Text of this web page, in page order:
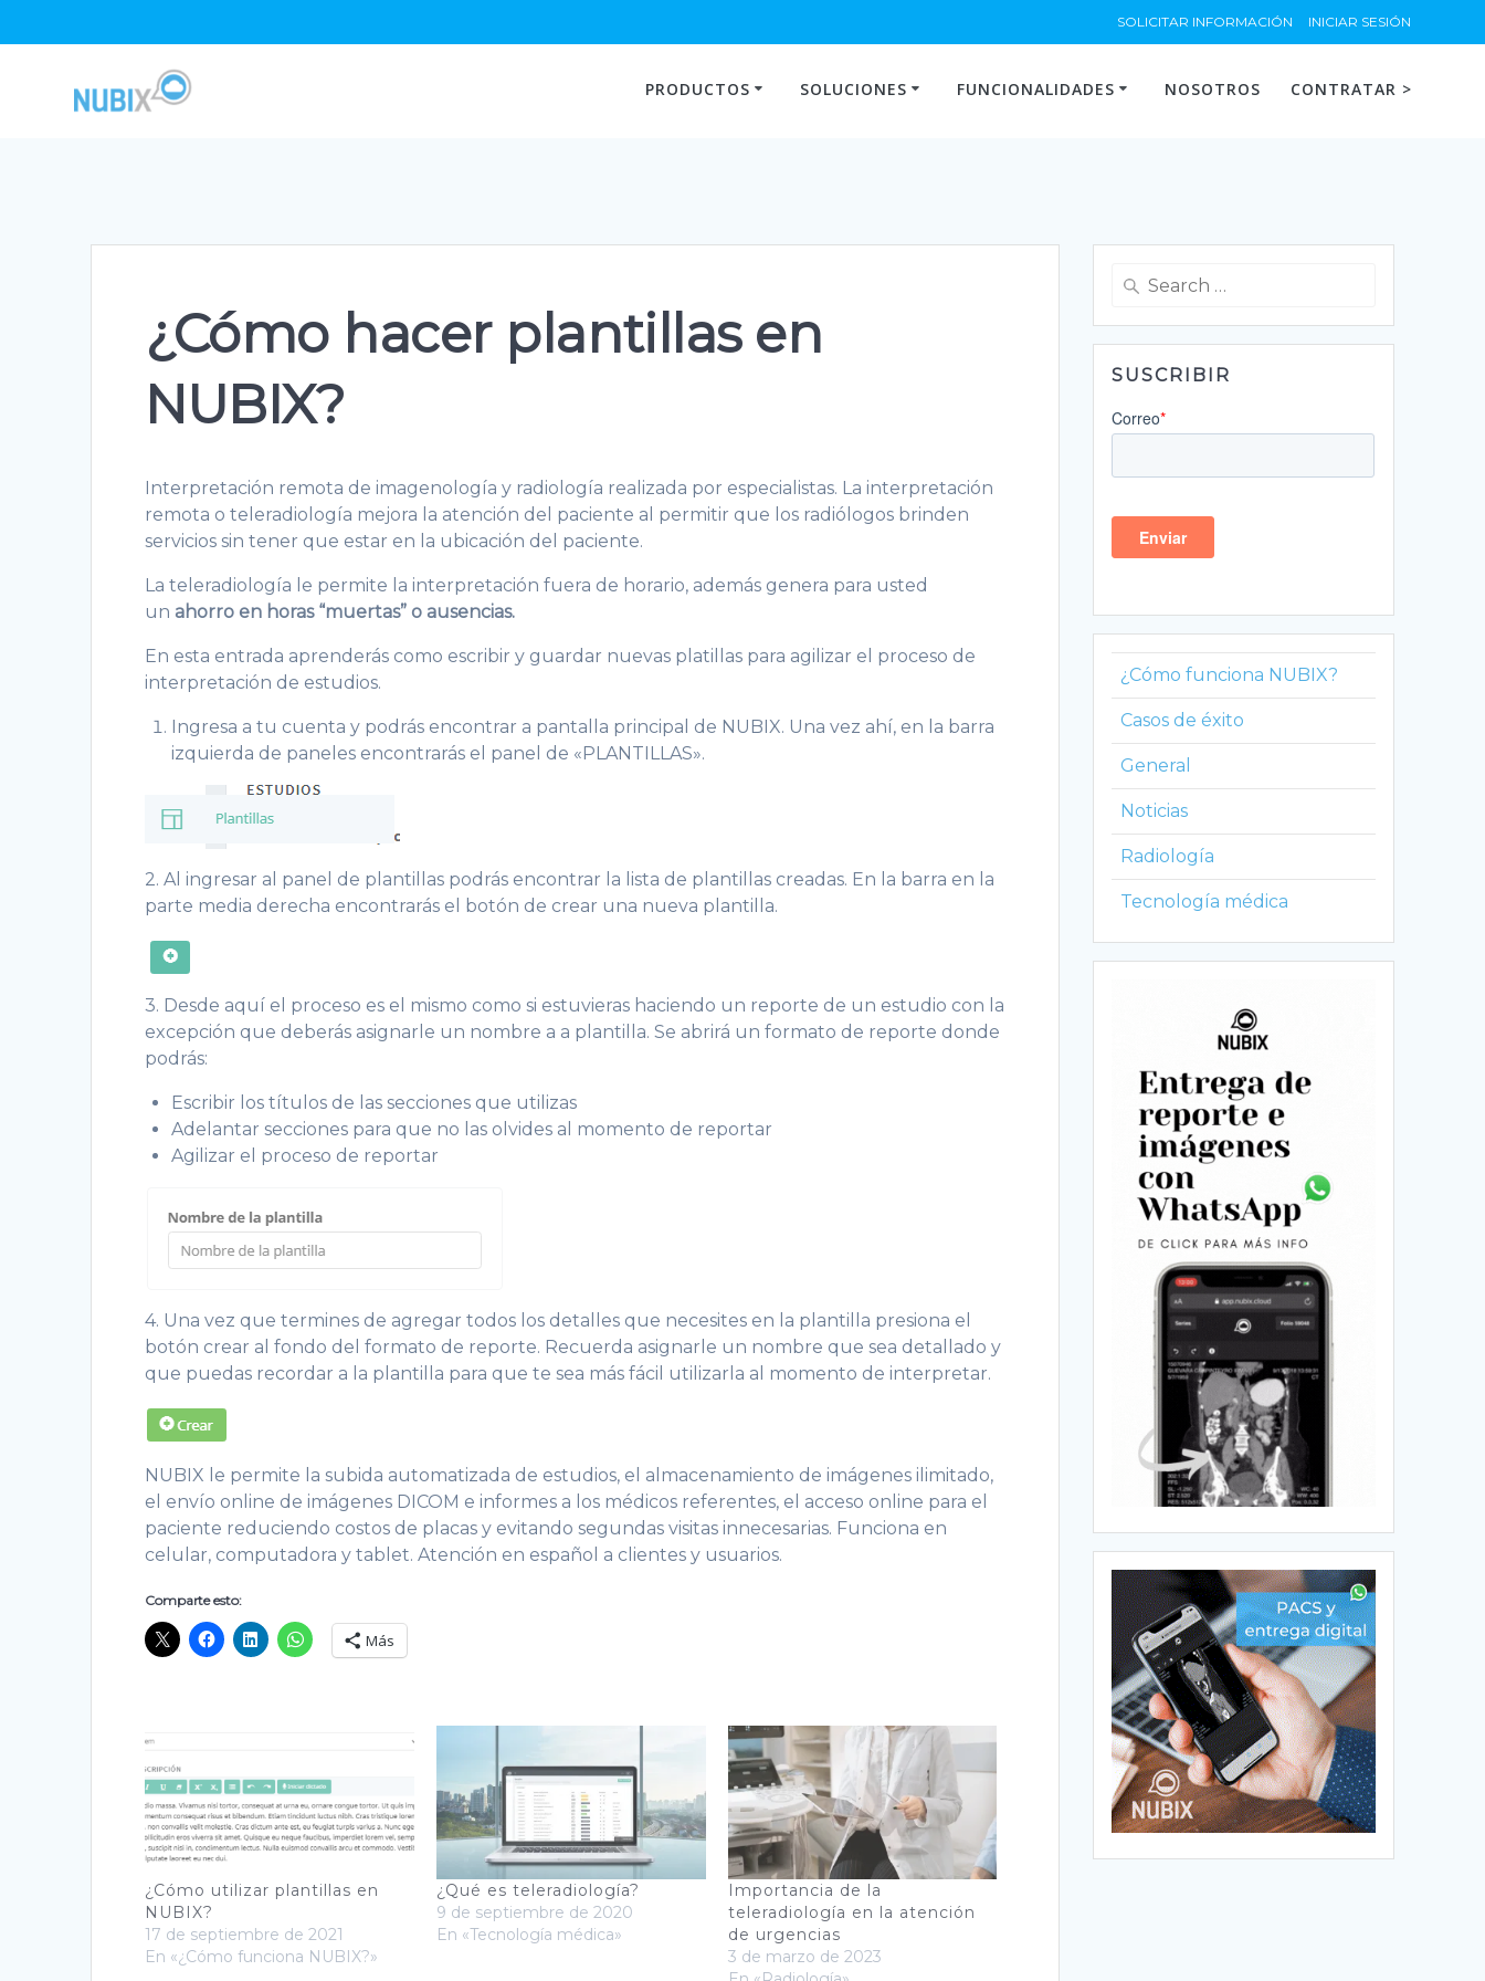
SOLICITAR INFORMACIÓN INICIAR SESIÓN
PRODUCTOS SOLUCIONES FUNCIONALIDADES NOSOTROS CONTRATAR >
¿Cómo hacer plantillas en
NUBIX?
Interpretación remota de imagenología y radiología realizada por especialistas. La interpretación
remota o teleradiología mejora la atención del paciente al permitir que los radiólogos brinden
servicios sin tener que estar en la ubicación del paciente.
La teleradiología le permite la interpretación fuera de horario, además genera para usted
un ahorro en horas “muertas” o ausencias.
En esta entrada aprenderás como escribir y guardar nuevas platillas para agilizar el proceso de
interpretación de estudios.
Ingresa a tu cuenta y podrás encontrar a pantalla principal de NUBIX. Una vez ahí, en la barra
izquierda de paneles encontrarás el panel de «PLANTILLAS».
2. Al ingresar al panel de plantillas podrás encontrar la lista de plantillas creadas. En la barra en la
parte media derecha encontrarás el botón de crear una nueva plantilla.
3. Desde aquí el proceso es el mismo como si estuvieras haciendo un reporte de un estudio con la
excepción que deberás asignarle un nombre a a plantilla. Se abrirá un formato de reporte donde
podrás:
Escribir los títulos de las secciones que utilizas
Adelantar secciones para que no las olvides al momento de reportar
Agilizar el proceso de reportar
4. Una vez que termines de agregar todos los detalles que necesites en la plantilla presiona el
botón crear al fondo del formato de reporte. Recuerda asignarle un nombre que sea detallado y
que puedas recordar a la plantilla para que te sea más fácil utilizarla al momento de interpretar.
NUBIX le permite la subida automatizada de estudios, el almacenamiento de imágenes ilimitado,
el envío online de imágenes DICOM e informes a los médicos referentes, el acceso online para el
paciente reduciendo costos de placas y evitando segundas visitas innecesarias. Funciona en
celular, computadora y tablet. Atención en español a clientes y usuarios.
Comparte esto:
Más
¿Cómo utilizar plantillas en
NUBIX?
17 de septiembre de 2021
En «¿Cómo funciona NUBIX?»
¿Qué es teleradiología?
9 de septiembre de 2020
En «Tecnología médica»
Importancia de la
teleradiología en la atención
de urgencias
3 de marzo de 2023
Search
SUSCRIBIR
¿Cómo funciona NUBIX?
Casos de éxito
General
Noticias
Radiología
Tecnología médica